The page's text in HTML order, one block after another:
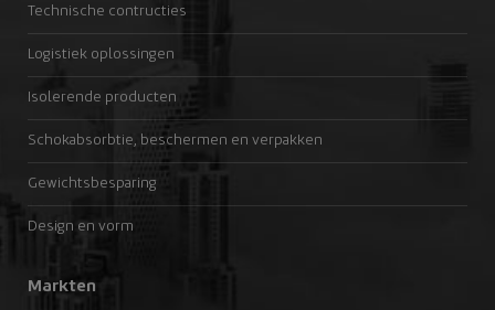
Technische contructies
Logistiek oplossingen
Isolerende producten
Schokabsorbtie, beschermen en verpakken
Gewichtsbesparing
Design en vorm
Markten